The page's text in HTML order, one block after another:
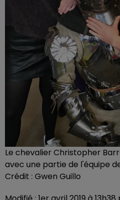
Le chevalier Christopher
avec une partie de l'équipe
Crédit : Gwen Guillo